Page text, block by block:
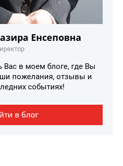
Енсеповна
Вас в моем блоге, где Вы
пожелания, отзывы и
событиях!
в блог